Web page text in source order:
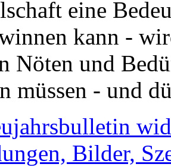
eine
kann -
Nöten und
müssen - und
Bilder,